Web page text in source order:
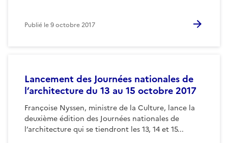
Publié le9 octobre 2017
Lancement des Journées nationales de
l’architecture du 13 au 15 octobre 2017
Françoise Nyssen, ministre de la Culture, lance la
deuxième édition des Journées nationales de
l’architecture qui se tiendront les 13, 14 et 15...